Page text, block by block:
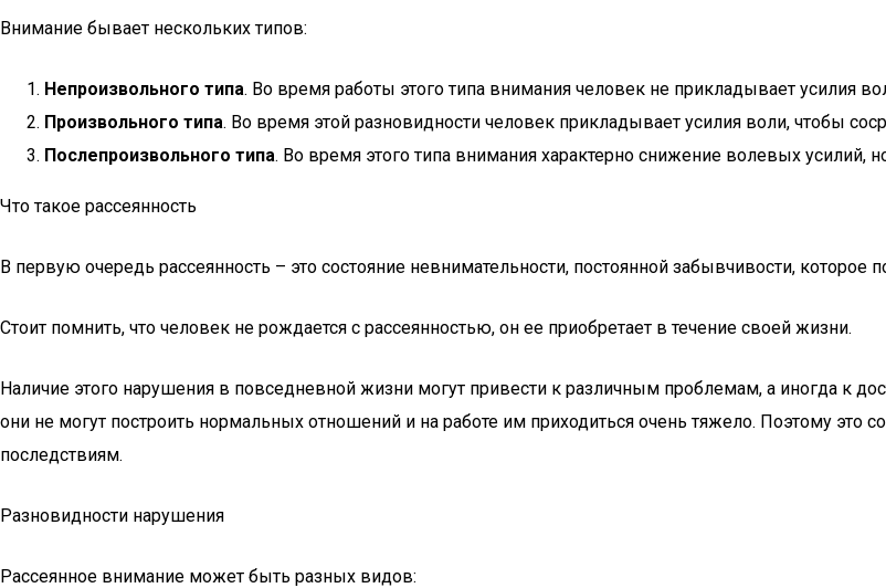
Внимание бывает нескольких типов:
Непроизвольного типа. Во время работы этого типа внимания человек не прикладывает усилия
Произвольного типа. Во время этой разновидности человек прикладывает усилия воли, чтобы
Послепроизвольного типа. Во время этого типа внимания характерно снижение волевых усилий,
Что такое рассеянность
В первую очередь рассеянность – это состояние невнимательности, постоянной забывчивости, которое
Стоит помнить, что человек не рождается с рассеянностью, он ее приобретает в течение своей жизни.
Наличие этого нарушения в повседневной жизни могут привести к различным проблемам, а иногда к
они не могут построить нормальных отношений и на работе им приходиться очень тяжело. Поэтому это
последствиям.
Разновидности нарушения
Рассеянное внимание может быть разных видов: